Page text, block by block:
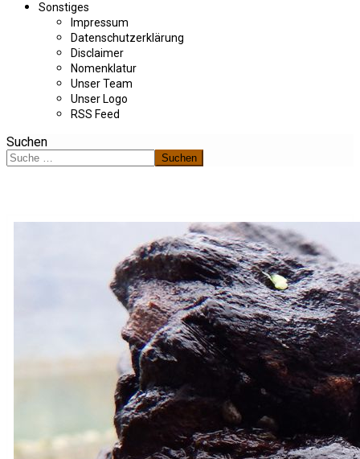
Sonstiges
Impressum
Datenschutzerklärung
Disclaimer
Nomenklatur
Unser Team
Unser Logo
RSS Feed
Suchen
Suchen